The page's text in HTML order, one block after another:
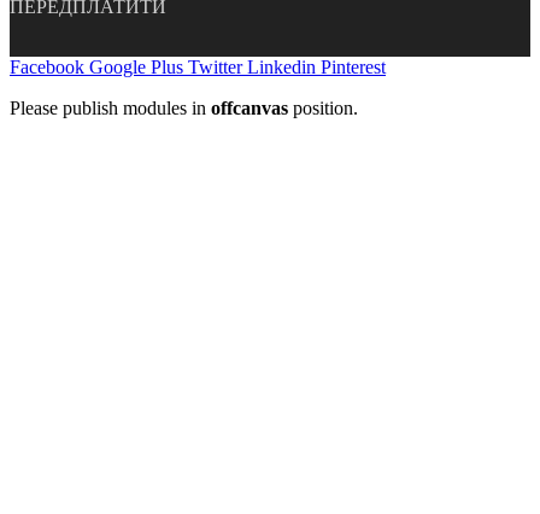
ПЕРЕДПЛАТИТИ
Facebook Google Plus Twitter Linkedin Pinterest
Please publish modules in offcanvas position.